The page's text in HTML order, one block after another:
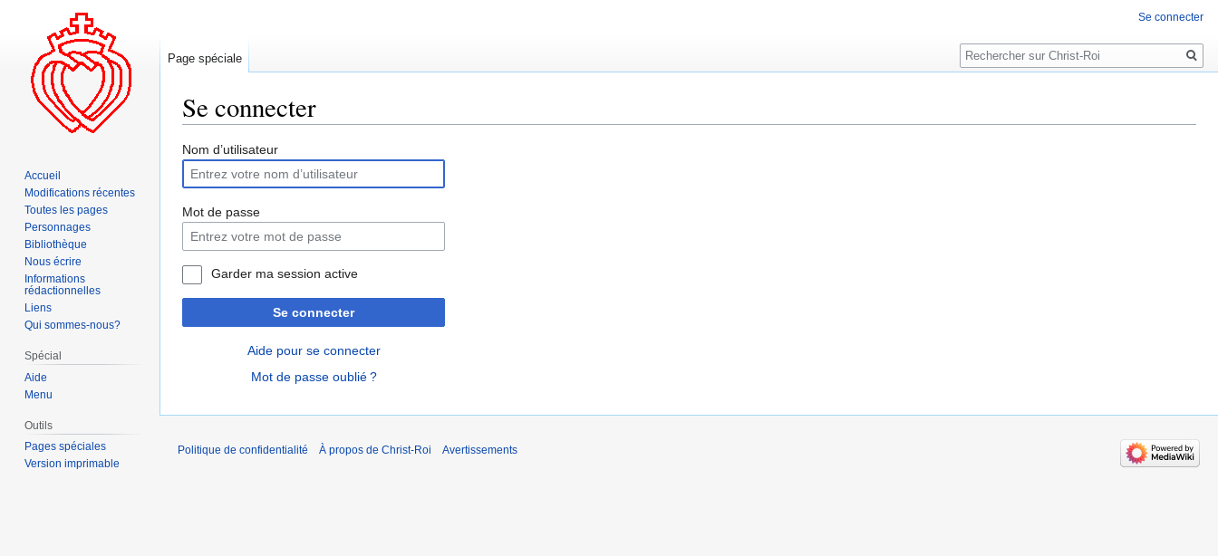
Se connecter
Aller
la
navigation
Aller
la
recherche
Nom d’utilisateur
Mot de passe
Garder ma session active
Se connecter
Aide pour se connecter
Mot de passe oublié ?
Se connecter
Page spéciale
Rechercher
Accueil
Modifications récentes
Toutes les pages
Personnages
Bibliothèque
Nous écrire
Informations
rédactionnelles
Liens
Qui sommes-nous?
Spécial
Aide
Menu
Outils
Pages spéciales
Version imprimable
Politique de confidentialité À propos de Christ-Roi Avertissements